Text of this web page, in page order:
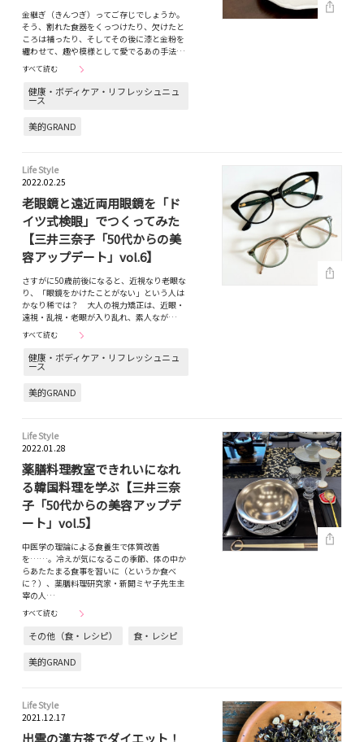
金継ぎ（きんつぎ）ってご存じでしょうか。
そう、割れた食器をくっつけたり、欠けたと
ころは補ったり、そしてその後に漆と金粉を
纏わせて、趣や模様として愛でるあの手法…
すべて読む
健康・ボディケア・リフレッシュニュ
ース
美的GRAND
Life Style
2022.02.25
老眼鏡と遠近両用眼鏡を「ド
イツ式検眼」でつくってみた
【三井三奈子「50代からの美
容アップデート」vol.6】
さすがに50歳前後になると、近視なり老眼な
り、「眼鏡をかけたことがない」という人は
かなり稀では？ 大人の視力矯正は、近眼・
遠視・乱視・老眼が入り乱れ、素人なが…
すべて読む
健康・ボディケア・リフレッシュニュ
ース
美的GRAND
Life Style
2022.01.28
薬膳料理教室できれいになれ
る韓国料理を学ぶ【三井三奈
子「50代からの美容アップデ
ート」vol.5】
中医学の理論による食養生で体質改善
を……。冷えが気になるこの季節、体の中か
らあたたまる食事を習いに（というか食べ
に？）、薬膳料理研究家・新開ミヤ子先生主
宰の人…
すべて読む
その他（食・レシピ）
食・レシピ
美的GRAND
Life Style
2021.12.17
出雲の漢方茶でダイエット！